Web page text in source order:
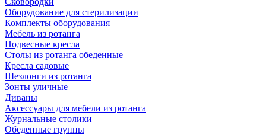
Оборудование для стерилизации
Комплекты оборудования
Мебель из ротанга
Подвесные кресла
Столы из ротанга обеденные
Кресла садовые
Шезлонги из ротанга
Зонты уличные
Диваны
Аксессуары для мебели из ротанга
Журнальные столики
Обеденные группы